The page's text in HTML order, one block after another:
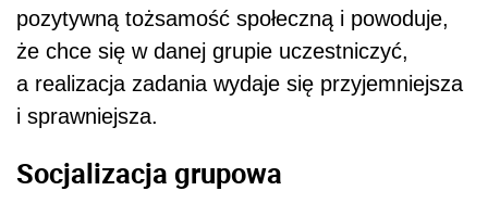
pozytywną tożsamość społeczną i powoduje,
że chce się w danej grupie uczestniczyć,
a realizacja zadania wydaje się przyjemniejsza
i sprawniejsza.
Socjalizacja grupowa